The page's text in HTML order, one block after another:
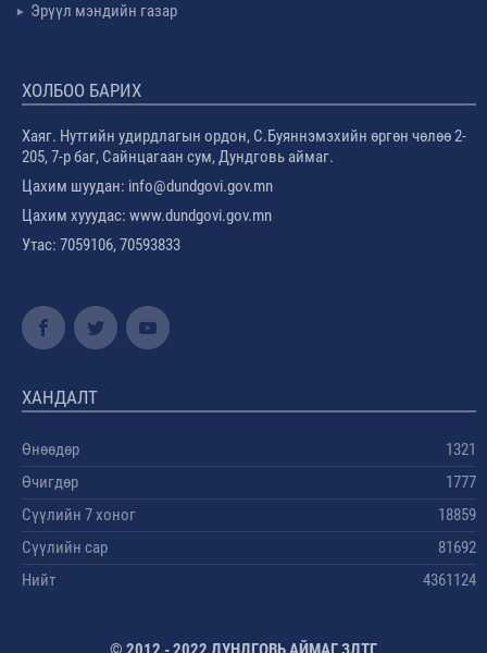
Эрүүл мэндийн газар
ХОЛБОО БАРИХ
Хаяг. Нутгийн удирдлагын ордон, С.Буяннэмэхийн өргөн чөлөө 2-
205, 7-р баг, Сайнцагаан сум, Дундговь аймаг.
Цахим шуудан: info@dundgovi.gov.mn
Цахим хууудас: www.dundgovi.gov.mn
Утас: 7059106, 70593833
ХАНДАЛТ
Өнөөдөр
1321
Өчигдөр
1777
Сүүлийн 7 хоног
18859
Сүүлийн сар
81692
Нийт
4361124